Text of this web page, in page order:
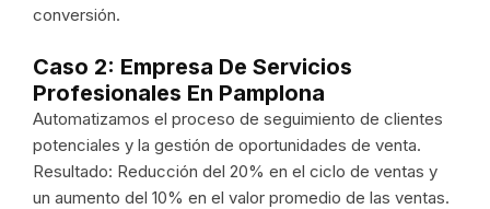
conversión.
Caso 2: Empresa De Servicios
Profesionales En Pamplona
Automatizamos el proceso de seguimiento de clientes
potenciales y la gestión de oportunidades de venta.
Resultado: Reducción del 20% en el ciclo de ventas y
un aumento del 10% en el valor promedio de las ventas.